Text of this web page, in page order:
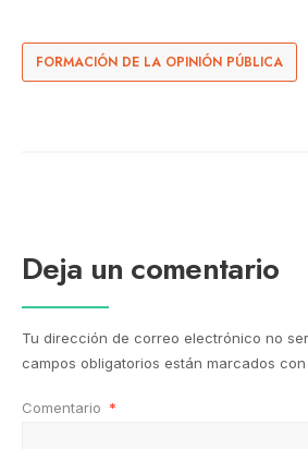
FORMACIÓN DE LA OPINIÓN PÚBLICA
Deja un comentario
Tu dirección de correo electrónico no
campos obligatorios están marcados con
Comentario *